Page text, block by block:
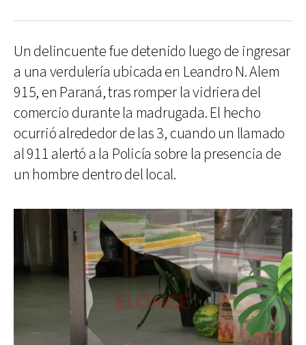
Un delincuente fue detenido luego de ingresar
a una verdulería ubicada en Leandro N. Alem
915, en Paraná, tras romper la vidriera del
comercio durante la madrugada. El hecho
ocurrió alrededor de las 3, cuando un llamado
al 911 alertó a la Policía sobre la presencia de
un hombre dentro del local.